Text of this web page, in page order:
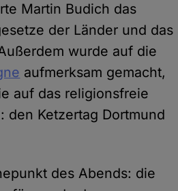
Martin Budich das
der Länder und das
wurde auf die
aufmerksam gemacht,
auf das religionsfreie
den Ketzertag Dortmund
des Abends: die